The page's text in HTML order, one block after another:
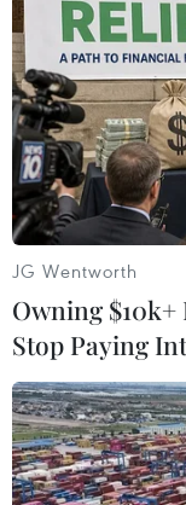
#Evergrande
#chứng khoán
Theo dõi
TIN LIÊN
JG Wentworth
Owning
Stop Paying